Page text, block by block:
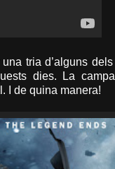
tria d’alguns dels
dies. La
I de quina manera!